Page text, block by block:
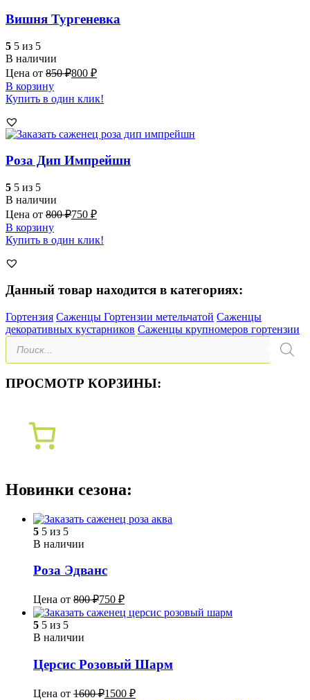
Вишня Тургеневка
5 5 из 5
В наличии
Цена от 850₽800 ₽
В корзину
Купить в один клик!
Роза Дип Импрейшн
5 5 из 5
В наличии
Цена от 800₽750 ₽
В корзину
Купить в один клик!
Данный товар находится в категориях:
Гортензия Саженцы Гортензии метельчатой Саженцы
декоративных кустарников Саженцы крупномеров гортензии
Поиск
товаров
ПРОСМОТР КОРЗИНЫ:
Новинки сезона:
5 5 из 5
В наличии
Роза Эдванс
Цена от 800₽750 ₽
5 5 из 5
В наличии
Церсис Розовый Шарм
Цена от 1600₽1500 ₽